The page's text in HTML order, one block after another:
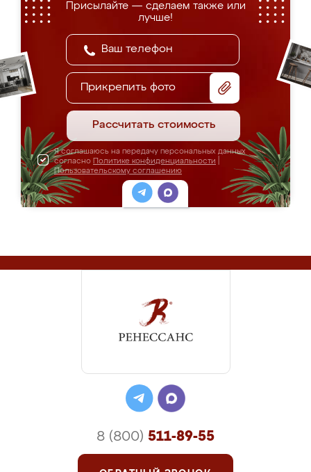
Присылайте — сделаем также или
лучше!
Прикрепить фото
Рассчитать стоимость
Я соглашаюсь на передачу персональных данных
согласно Политике конфиденциальности
Пользовательскому соглашению
8 (800) 511-89-55